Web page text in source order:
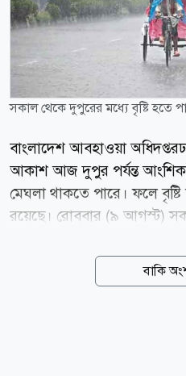
সকাল থেকে দুপুরের মধ্যে বৃষ্টি হতে
বাংলাদেশ আবহাওয়া
আকাশ আজ দুপুর পর্যন্ত আংশিক
মেঘলা থাকতে পারে। ফলে বৃষ্টি
রয়েছে। রোববার (৯ আগস্ট)
অধিদপ্তরের ঝড় সতর্কীকরণ
ও পার্শ্ববর্তী এলাকায় দক্ষিণ ও
বাকি